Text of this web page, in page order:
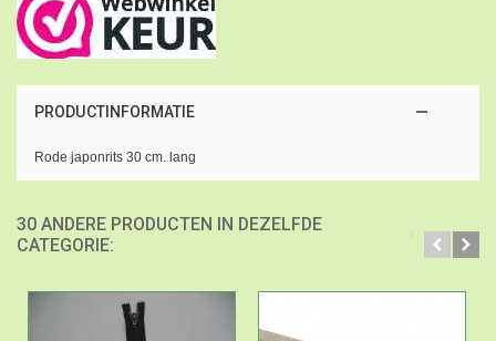
PRODUCTINFORMATIE
Rode japonrits 30 cm. lang
30 ANDERE PRODUCTEN IN DEZELFDE
CATEGORIE: